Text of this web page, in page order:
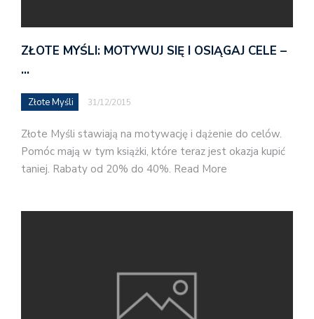
ZŁOTE MYŚLI: MOTYWUJ SIĘ I OSIĄGAJ CELE –
…
Złote Myśli 31/12/2015
Złote Myśli stawiają na motywację i dążenie do celów.
Pomóc mają w tym książki, które teraz jest okazja kupić
taniej. Rabaty od 20% do 40%. Read More